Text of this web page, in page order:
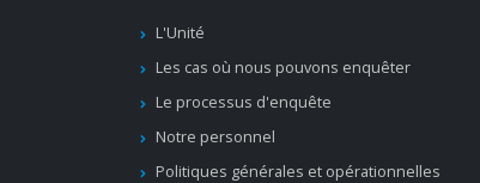
L'Unité
Les cas où nous pouvons enquêter
Le processus d'enquête
Notre personnel
Politiques générales et opérationnelles